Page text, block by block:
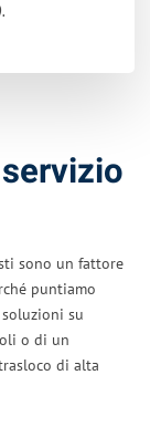
sono un fattore
puntiamo
su
o di un
di alta